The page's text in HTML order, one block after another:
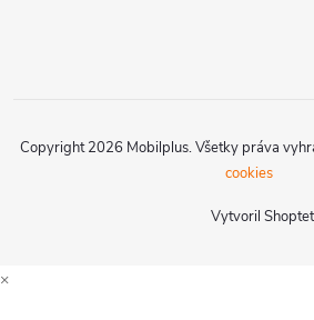
Vytvoril Shoptet
Copyright 2026 Mobilplus. Všetky práva
cookies
×